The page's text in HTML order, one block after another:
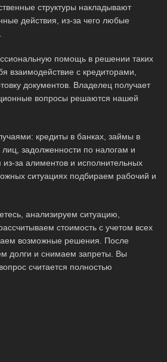
структуры накладывают
действия, из-за чего любые
помощь в решении таких
взаимодействие с кредиторами,
документов. Владелец получает
вопросы решаются нашей
кредиты в банках, займы в
задолженности по налогам и
за алиментов и исполнительных
ситуациях подбираем рабочий и
анализируем ситуацию,
стоимость с учетом всех
возможные решения. После
долги и снимаем запреты. Вы
считается полностью